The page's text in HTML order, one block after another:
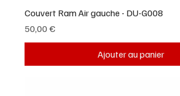
Couvert Ram Air gauche - DU-G008
Prix
50,00 €
Ajouter au panier